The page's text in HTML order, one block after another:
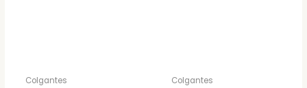
Colgantes Colgantes